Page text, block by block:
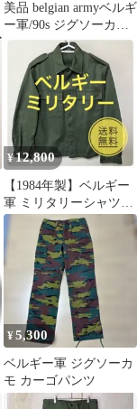
美品 belgian armyベルギ
ー軍/90s ジグソーカモ
ジャケット
¥12,800
【1984年製】ベルギー
軍 ミリタリーシャツ
（BEGETEX社製） 10
ペニヒ
¥5,300
ベルギー軍 ジグソーカ
モ カーゴパンツ